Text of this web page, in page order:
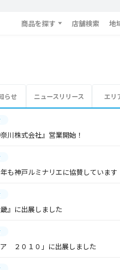
商品を探す 店舗検索 地
らせ ニュースリリース エリ
川株式会社』営業開始！
も神戸ルミナリエに協賛しています
』に出展しました
ア ２０１０」に出展しました